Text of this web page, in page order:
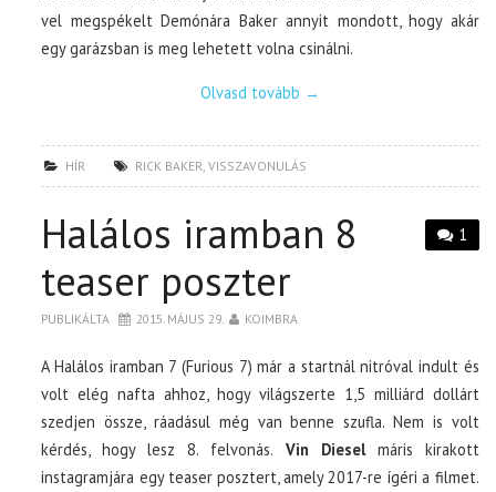
vel megspékelt Demónára Baker annyit mondott, hogy akár
egy garázsban is meg lehetett volna csinálni.
Olvasd tovább →
HÍR RICK BAKER ,VISSZAVONULÁS
1
Halálos iramban 8
teaser poszter
PUBLIKÁLTA 2015. MÁJUS 29. KOIMBRA
A Halálos iramban 7 (Furious 7) már a startnál nitróval indult és
volt elég nafta ahhoz, hogy világszerte 1,5 milliárd dollárt
szedjen össze, ráadásul még van benne szufla. Nem is volt
kérdés, hogy lesz 8. felvonás. Vin Dieselmáris kirakott
instagramjára egy teaser posztert, amely 2017-re ígéri a filmet.